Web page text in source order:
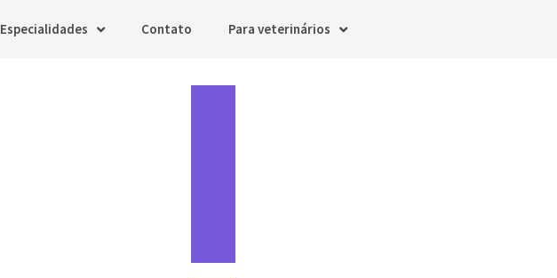
Especialidades Contato Para veterinários